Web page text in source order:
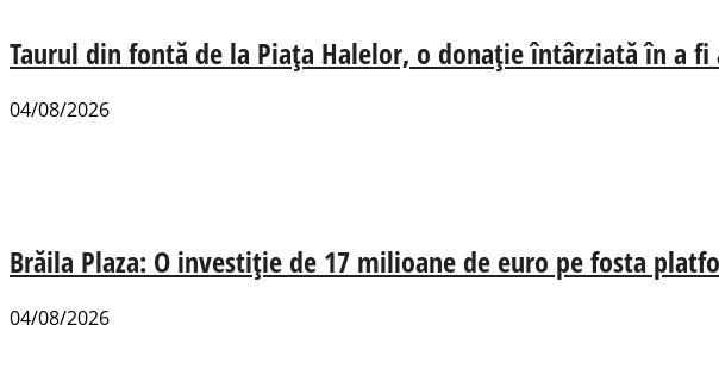
Taurul din fontă de la Piața Halelor, o donație întârziată în a
04/08/2026
Brăila Plaza: O investiție de 17 milioane de euro pe fosta
04/08/2026